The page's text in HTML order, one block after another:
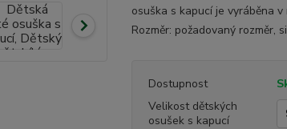
osuška s kapucí je vyráběna
Rozměr: požadovaný rozměr,
Dostupnost
Velikost dětských
osušek s kapucí